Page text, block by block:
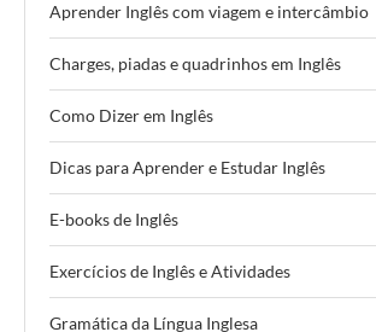
Aprender Inglês com viagem e intercâmbio
Charges, piadas e quadrinhos em Inglês
Como Dizer em Inglês
Dicas para Aprender e Estudar Inglês
E-books de Inglês
Exercícios de Inglês e Atividades
Gramática da Língua Inglesa